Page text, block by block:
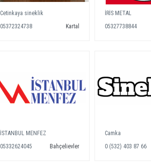
Cetinkaya sineklik
05372324738
Kartal
İRİS METAL
05327738844
İSTANBUL MENFEZ
05332624045
Bahçelievler
Camka
0 (532) 403 87 66